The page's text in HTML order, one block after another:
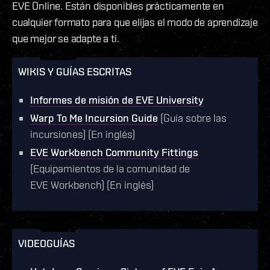
EVE Online. Están disponibles prácticamente en
cualquier formato para que elijas el modo de aprendizaje
que mejor se adapte a ti.
WIKIS Y GUÍAS ESCRITAS
Informes de misión de EVE University
Warp To Me Incursion Guide (Guía sobre las
incursiones) (En inglés)
EVE Workbench Community Fittings
(Equipamientos de la comunidad de
EVE Workbench) (En inglés)
VIDEOGUÍAS